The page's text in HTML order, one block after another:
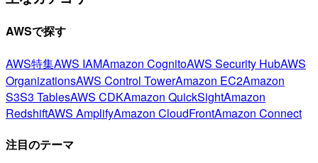
AWSで探す
AWS特集AWS IAMAmazon CognitoAWS Security HubAWS
OrganizationsAWS Control TowerAmazon EC2Amazon
S3S3 TablesAWS CDKAmazon QuickSightAmazon
RedshiftAWS AmplifyAmazon CloudFrontAmazon Connect
注目のテーマ